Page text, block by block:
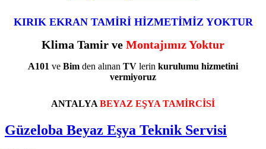
KIRIK EKRAN TAMİRİ HİZMETİMİZ YOKTUR
Klima Tamir ve Montajımız Yoktur
A101 ve Bim den alınan TV lerin kurulumu hizmetini
vermiyoruz
ANTALYA BEYAZ EŞYA TAMİRCİSİ
Güzeloba Beyaz Eşya Teknik Servisi